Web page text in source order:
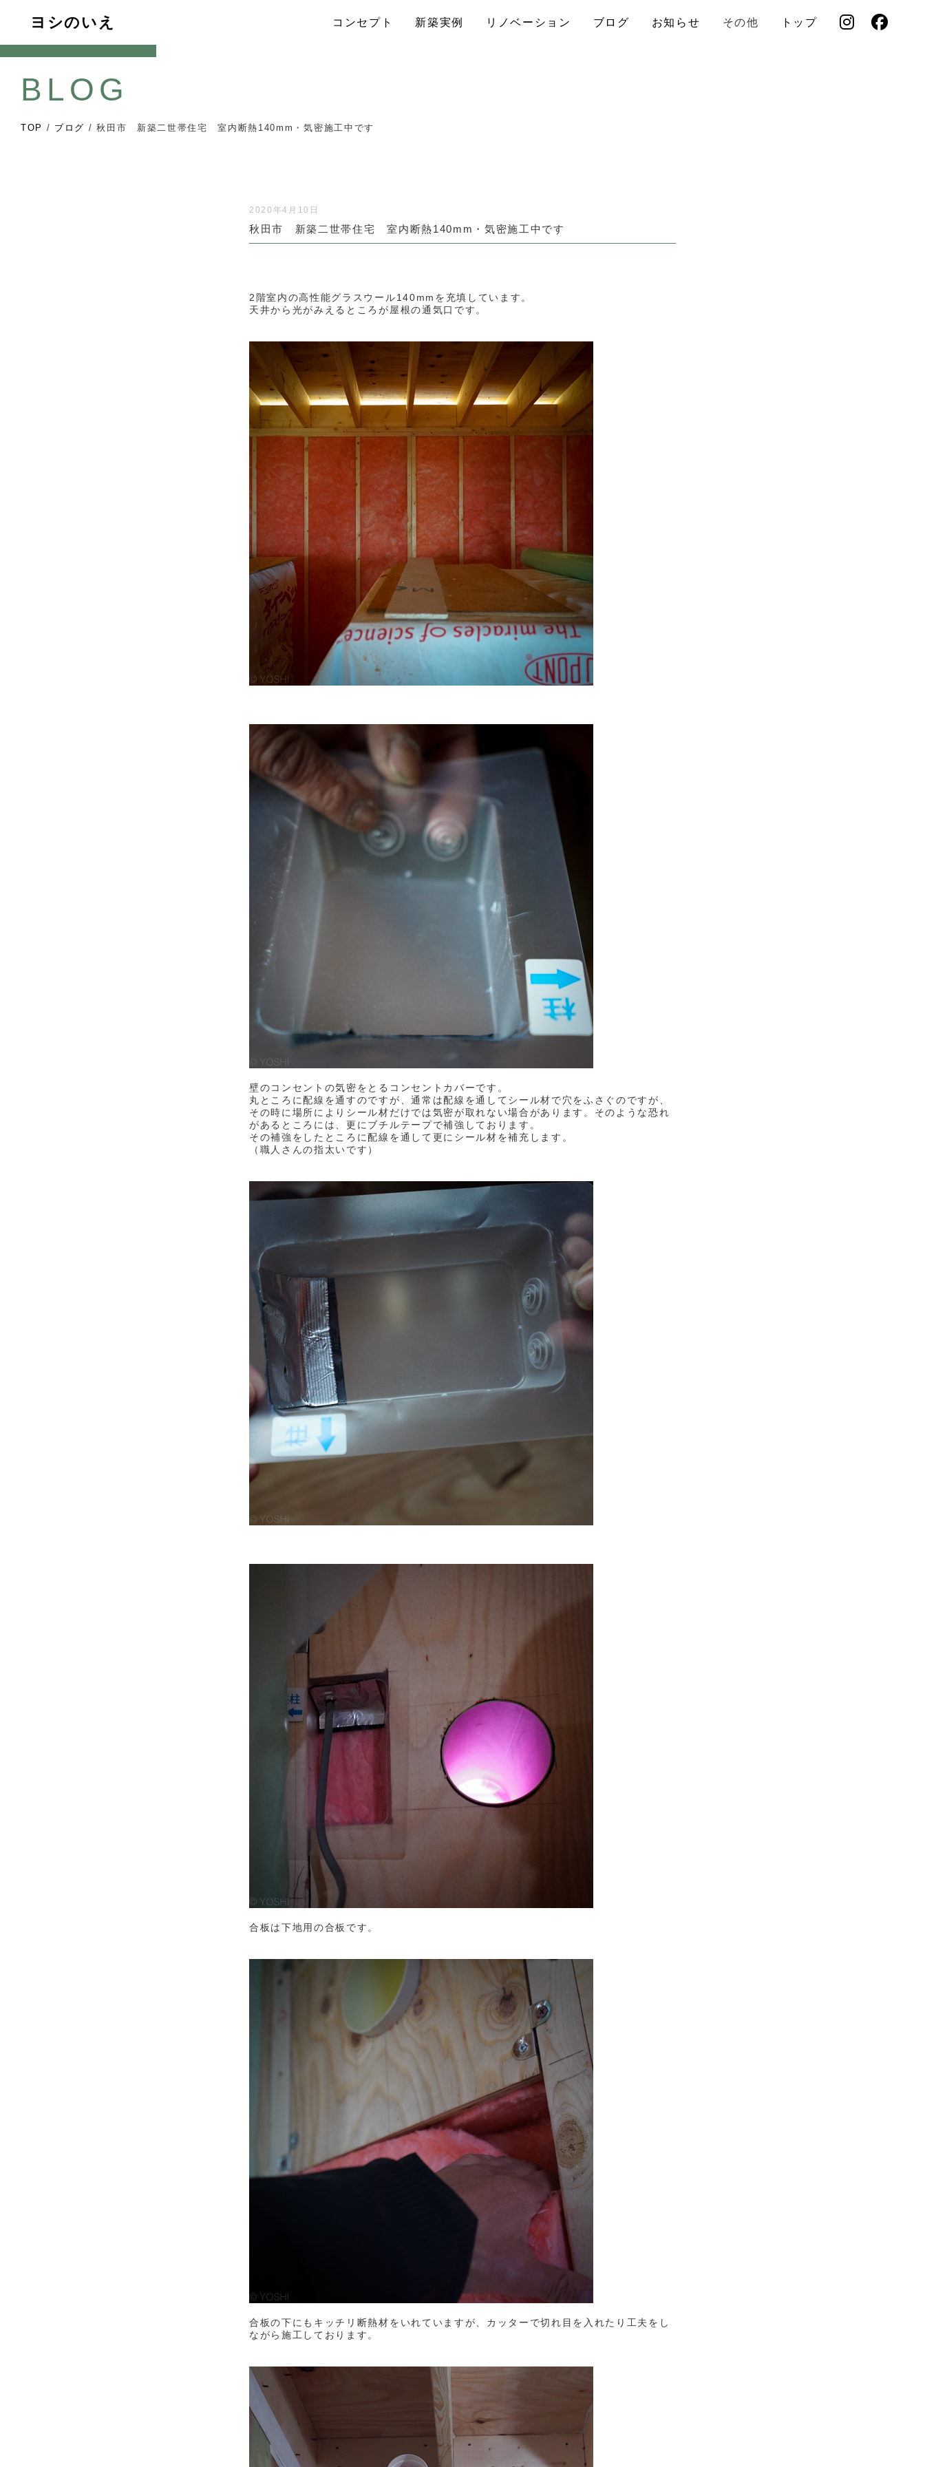
ヨシのいえ コンセプト 新築実例 リノベーション ブログ お知らせ その他 トップ
BLOG
TOP / ブログ / 秋田市 新築二世帯住宅 室内断熱140mm・気密施工中です
2020年4月10日
秋田市 新築二世帯住宅 室内断熱140mm・気密施工中です
2階室内の高性能グラスウール140mmを充填しています。
天井から光がみえるところが屋根の通気口です。
壁のコンセントの気密をとるコンセントカバーです。
丸ところに配線を通すのですが、通常は配線を通してシール材で穴をふさぐのですが、
その時に場所によりシール材だけでは気密が取れない場合があります。そのような恐れ
があるところには、更にブチルテープで補強しております。
その補強をしたところに配線を通して更にシール材を補充します。
（職人さんの指太いです）
合板は下地用の合板です。
合板の下にもキッチリ断熱材をいれていますが、カッターで切れ目を入れたり工夫をし
ながら施工しております。